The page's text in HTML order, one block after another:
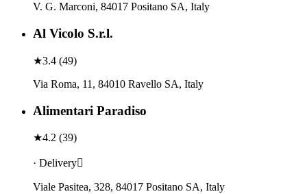
V. G. Marconi, 84017 Positano SA, Italy
Al Vicolo S.r.l.
★3.4 (49)
Via Roma, 11, 84010 Ravello SA, Italy
Alimentari Paradiso
★4.2 (39)
· Delivery
Viale Pasitea, 328, 84017 Positano SA, Italy